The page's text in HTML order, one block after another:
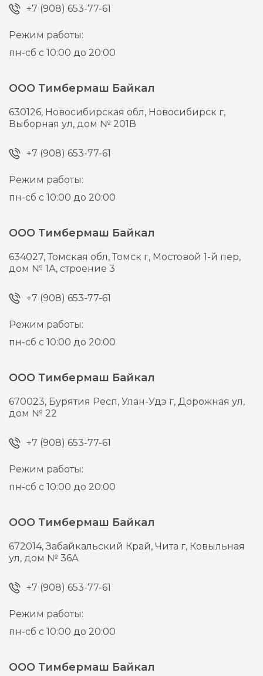
+7 (908) 653-77-61
Режим работы:
пн-сб с 10:00 до 20:00
ООО Тимбермаш Байкал
630126, Новосибирская обл, Новосибирск г,
Выборная ул, дом № 201В
+7 (908) 653-77-61
Режим работы:
пн-сб с 10:00 до 20:00
ООО Тимбермаш Байкал
634027,Томская обл, Томск г, Мостовой 1-й пер,
дом № 1А, строение 3
+7 (908) 653-77-61
Режим работы:
пн-сб с 10:00 до 20:00
ООО Тимбермаш Байкал
670023, Бурятия Респ, Улан-Удэ г,Дорожная ул,
дом № 22
+7 (908) 653-77-61
Режим работы:
пн-сб с 10:00 до 20:00
ООО Тимбермаш Байкал
672014,Забайкальский Край, Чита г, Ковыльная
ул, дом № 36А
+7 (908) 653-77-61
Режим работы:
пн-сб с 10:00 до 20:00
ООО Тимбермаш Байкал